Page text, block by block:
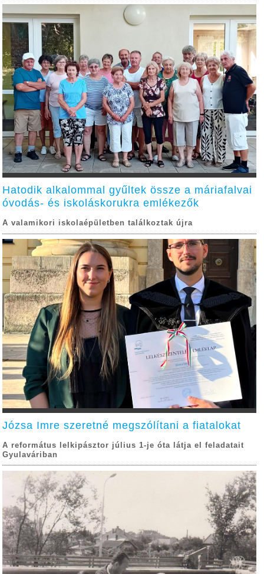
Hatodik alkalommal gyűltek össze a máriafalvai
óvodás- és iskoláskorukra emlékezők
A valamikori iskolaépületben találkoztak újra
Józsa Imre szeretné megszólítani a fiatalokat
A református lelkipásztor július 1-je óta látja el feladatait
Gyulaváriban